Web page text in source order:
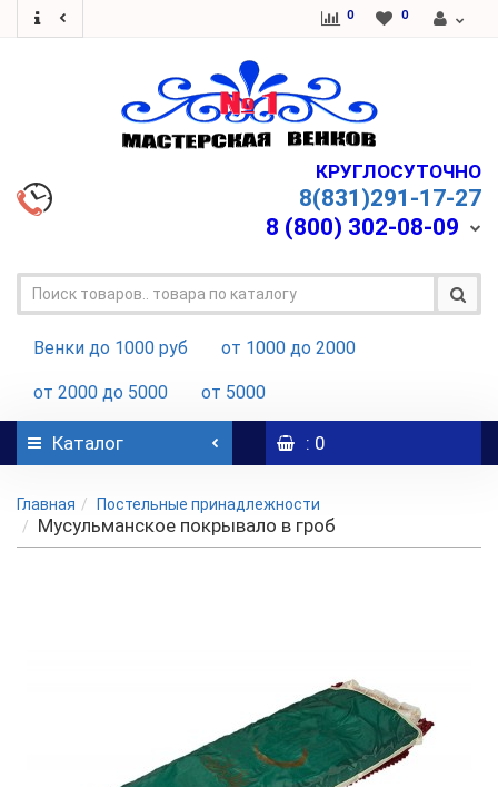
0 0
КРУГЛОСУТОЧНО
8(831)291-17-27
8 (800) 302-08-09
Венки до 1000 руб от 1000 до 2000
от 2000 до 5000 от 5000
Каталог : 0
Главная Постельные принадлежности
Мусульманское покрывало в гроб